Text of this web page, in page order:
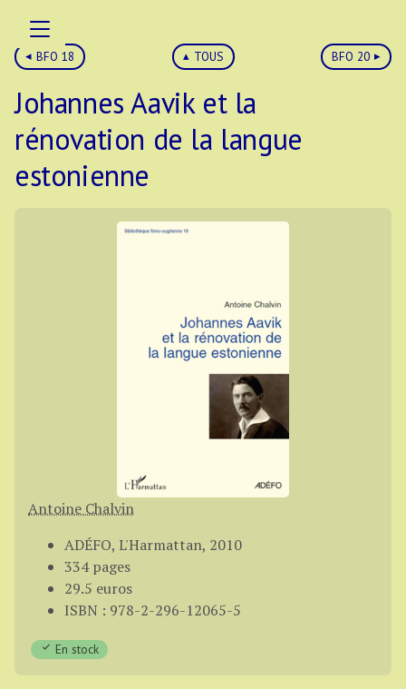
BFO 18 TOUS BFO 20
Johannes Aavik et la
rénovation de la langue
estonienne
Antoine Chalvin
ADÉFO, L'Harmattan, 2010
334 pages
29.5 euros
ISBN : 978-2-296-12065-5
En stock